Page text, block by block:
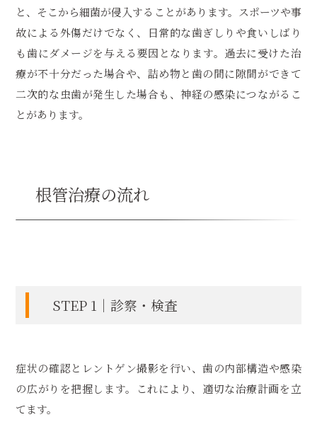
と、そこから細菌が侵入することがあります。スポーツや事
故による外傷だけでなく、日常的な歯ぎしりや食いしばり
も歯にダメージを与える要因となります。過去に受けた治
療が不十分だった場合や、詰め物と歯の間に隙間ができて
二次的な虫歯が発生した場合も、神経の感染につながるこ
とがあります。
根管治療の流れ
STEP 1｜診察・検査
症状の確認とレントゲン撮影を行い、歯の内部構造や感染
の広がりを把握します。これにより、適切な治療計画を立
てます。